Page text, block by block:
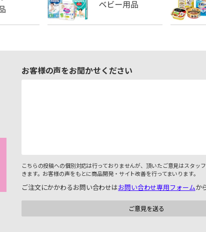
お客様の声をお聞かせください
こちらの投稿への個別対応は行っておりませんが、頂いたご意見はスタッ
きます。お客様の声をもとに商品開発・サイト改善を行ってまいります。
ご注文にかかわるお問い合わせはお問い合わせ専用フォームか